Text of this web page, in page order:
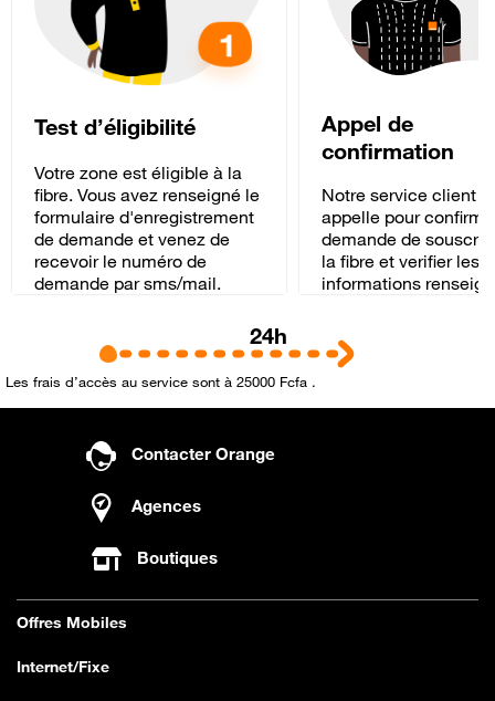
Test d’éligibilité
Votre zone est éligible à la
fibre. Vous avez renseigné le
formulaire d'enregistrement
de demande et venez de
recevoir le numéro de
demande par sms/mail.
Appel de
confirmation
Notre service client
appelle pour
demande de
la fibre et verifier les
informations
24h
Les frais d’accès au service sont à 25000 Fcfa .
Contacter Orange
Agences
Boutiques
Offres Mobiles
Internet/Fixe